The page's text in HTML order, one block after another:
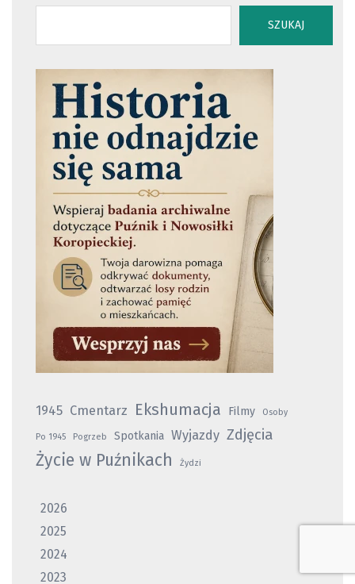
SZUKAJ
1945 Cmentarz Ekshumacja Filmy Osoby
Po 1945 Pogrzeb Spotkania Wyjazdy Zdjęcia
Życie w Puźnikach Żydzi
2026
2025
2024
2023